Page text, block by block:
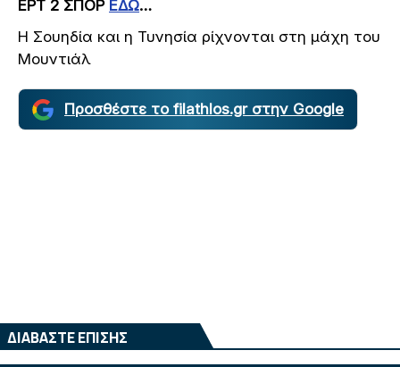
ΕΡΤ 2 ΣΠΟΡ ΕΔΩ…
Η Σουηδία και η Τυνησία ρίχνονται στη μάχη του
Μουντιάλ
Προσθέστε το filathlos.gr στην Google
ΔΙΑΒΑΣΤΕ ΕΠΙΣΗΣ